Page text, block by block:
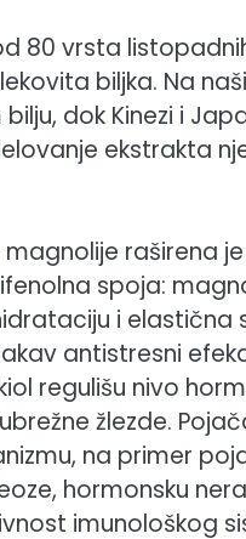
80 vrsta
biljka. Na
dok Kinezi i
ekstrakta
raširena
spoja:
i elastična
antistresni
regulišu nivo
žlezde.
na primer
hormonsku
imunološkog